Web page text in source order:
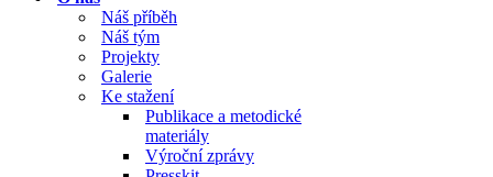
Náš příběh
Náš tým
Projekty
Galerie
Ke stažení
Publikace a metodické
materiály
Výroční zprávy